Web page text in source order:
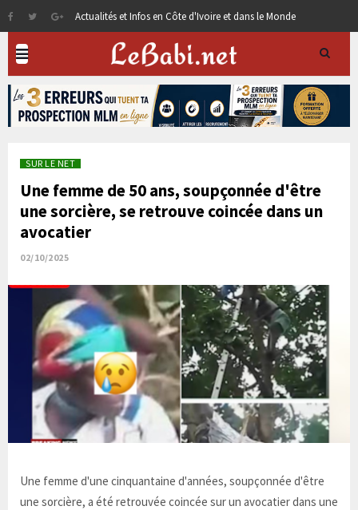
Actualités et Infos en Côte d'Ivoire et dans le Monde
SUR LE NET
Une femme de 50 ans, soupçonnée d'être
une sorcière, se retrouve coincée dans un
avocatier
02/10/2025
Une femme d'une cinquantaine d'années, soupçonnée d'être
une sorcière, a été retrouvée coincée sur un avocatier dans une